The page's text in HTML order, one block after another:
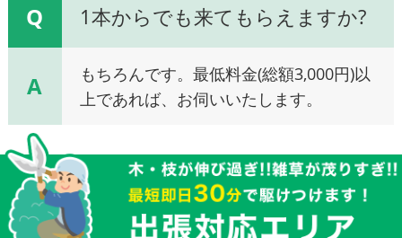
Q 1本からでも来てもらえますか?
A
もちろんです。最低料金(総額3,000円)以
上であれば、お伺いいたします。